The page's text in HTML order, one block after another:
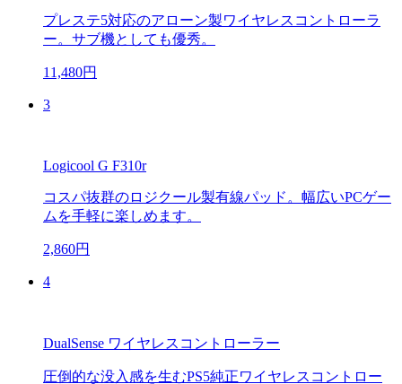
プレステ5対応のアローン製ワイヤレスコントローラ
ー。サブ機としても優秀。
11,480円
3
Logicool G F310r
コスパ抜群のロジクール製有線パッド。幅広いPCゲー
ムを手軽に楽しめます。
2,860円
4
DualSense ワイヤレスコントローラー
圧倒的な没入感を生むPS5純正ワイヤレスコントロー